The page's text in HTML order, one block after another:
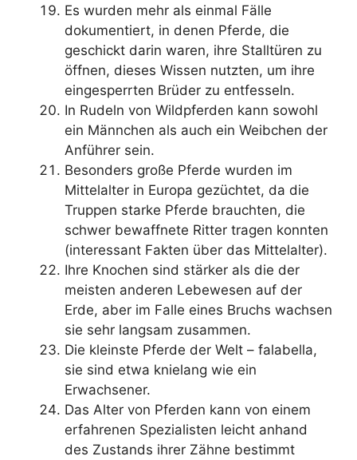
Es wurden mehr als einmal Fälle
dokumentiert, in denen Pferde, die
geschickt darin waren, ihre Stalltüren zu
öffnen, dieses Wissen nutzten, um ihre
eingesperrten Brüder zu entfesseln.
In Rudeln von Wildpferden kann sowohl
ein Männchen als auch ein Weibchen der
Anführer sein.
Besonders große Pferde wurden im
Mittelalter in Europa gezüchtet, da die
Truppen starke Pferde brauchten, die
schwer bewaffnete Ritter tragen konnten
(interessant Fakten über das Mittelalter).
Ihre Knochen sind stärker als die der
meisten anderen Lebewesen auf der
Erde, aber im Falle eines Bruchs wachsen
sie sehr langsam zusammen.
Die kleinste Pferde der Welt – falabella,
sie sind etwa knielang wie ein
Erwachsener.
Das Alter von Pferden kann von einem
erfahrenen Spezialisten leicht anhand
des Zustands ihrer Zähne bestimmt